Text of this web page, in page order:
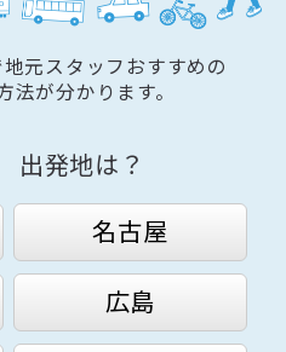
元スタッフおすすめの
法が分かります。
出発地は？
名古屋
広島